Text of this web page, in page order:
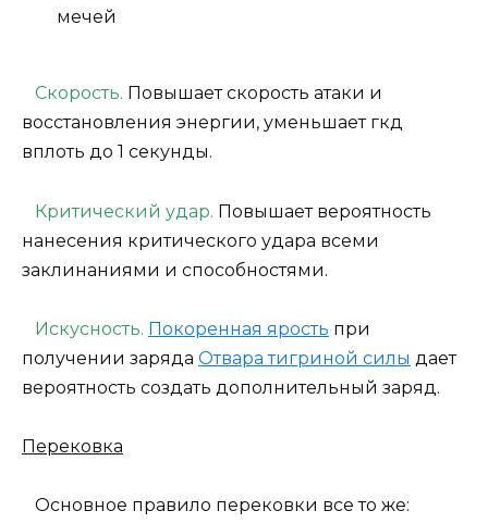
мечей
Скорость. Повышает скорость атаки и
восстановления энергии, уменьшает гкд
вплоть до 1 секунды.
Критический удар. Повышает вероятность
нанесения критического удара всеми
заклинаниями и способностями.
Искусность. Покоренная ярость при
получении заряда Отвара тигриной силы дает
вероятность создать дополнительный заряд.
Перековка
Основное правило перековки все то же: